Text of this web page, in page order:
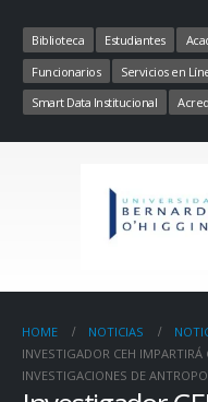
Biblioteca Estudiantes
Funcionarios
Servicios en
Smart Data Institucional
HOME NOTICIAS
INVESTIGADOR CEH
INVESTIGACIONES DE